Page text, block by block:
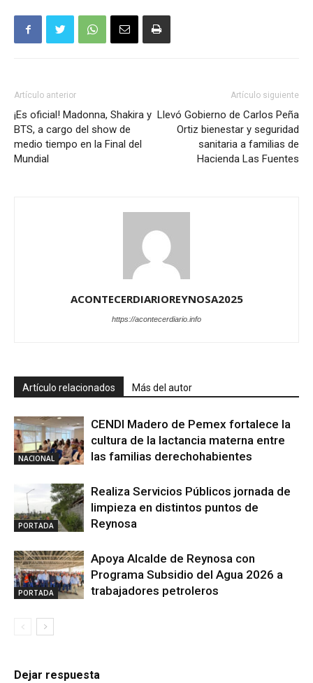
Artículo anterior
¡Es oficial! Madonna, Shakira y
BTS, a cargo del show de
medio tiempo en la Final del
Mundial
Artículo siguiente
Llevó Gobierno de Carlos Peña
Ortiz bienestar y seguridad
sanitaria a familias de
Hacienda Las Fuentes
ACONTECERDIARIOREYNOSA2025
https://acontecerdiario.info
Artículo relacionados Más del autor
NACIONAL
CENDI Madero de Pemex fortalece la
cultura de la lactancia materna entre
las familias derechohabientes
PORTADA
Realiza Servicios Públicos jornada de
limpieza en distintos puntos de
Reynosa
PORTADA
Apoya Alcalde de Reynosa con
Programa Subsidio del Agua 2026 a
trabajadores petroleros
Dejar respuesta